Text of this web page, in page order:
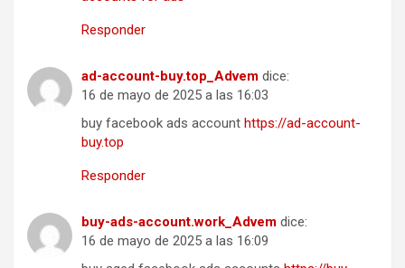
Responder
ad-account-buy.top_Advem dice:
16 de mayo de 2025 a las 16:03
buy facebook ads account https://ad-account-
buy.top
Responder
buy-ads-account.work_Advem dice:
16 de mayo de 2025 a las 16:09